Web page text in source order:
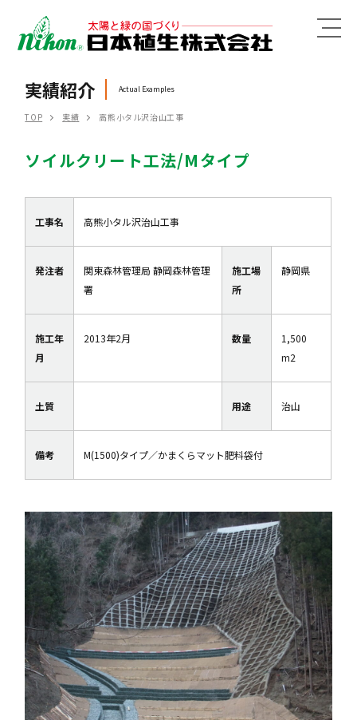
MENU
実績紹介 Actual Examples
TOP 実績 高熊小タル沢治山工事
ソイルクリート工法/Mタイプ
工事名 高熊小タル沢治山工事
発注者
関東森林管理局 静岡森林管理
署
施工場
所
静岡県
施工年
月
2013年2月 数量
1,500
m2
土質 用途 治山
備考 M(1500)タイプ／かまくらマット肥料袋付